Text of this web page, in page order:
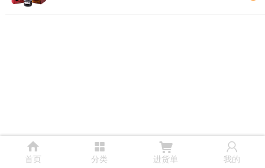

首页

分类

进货单

我的